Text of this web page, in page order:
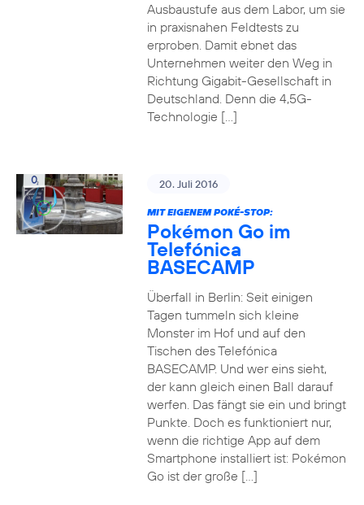
Ausbaustufe aus dem Labor, um sie
in praxisnahen Feldtests zu
erproben. Damit ebnet das
Unternehmen weiter den Weg in
Richtung Gigabit-Gesellschaft in
Deutschland. Denn die 4,5G-
Technologie […]
20. Juli 2016
MIT EIGENEM POKÉ-STOP:
Pokémon Go im
Telefónica
BASECAMP
Überfall in Berlin: Seit einigen
Tagen tummeln sich kleine
Monster im Hof und auf den
Tischen des Telefónica
BASECAMP. Und wer eins sieht,
der kann gleich einen Ball darauf
werfen. Das fängt sie ein und bringt
Punkte. Doch es funktioniert nur,
wenn die richtige App auf dem
Smartphone installiert ist: Pokémon
Go ist der große […]